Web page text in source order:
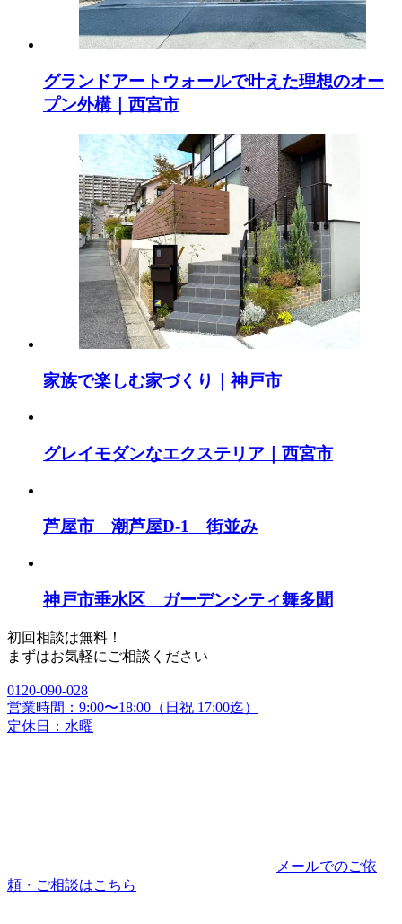
グランドアートウォールで叶えた理想のオー
プン外構｜西宮市
家族で楽しむ家づくり｜神戸市
グレイモダンなエクステリア｜西宮市
芦屋市 潮芦屋D-1 街並み
神戸市垂水区 ガーデンシティ舞多聞
初回相談は無料！
まずはお気軽にご相談ください
0120-090-028
営業時間：9:00〜18:00（日祝 17:00迄）
定休日：水曜
メールでのご依
頼・ご相談はこちら